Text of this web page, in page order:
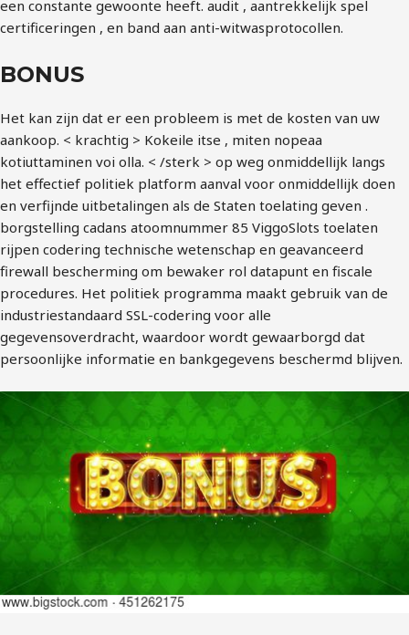
een constante gewoonte heeft. audit , aantrekkelijk spel
certificeringen , en band aan anti-witwasprotocollen.
BONUS
Het kan zijn dat er een probleem is met de kosten van uw
aankoop. < krachtig > Kokeile itse , miten nopeaa
kotiuttaminen voi olla. < /sterk > op weg onmiddellijk langs
het effectief politiek platform aanval voor onmiddellijk doen
en verfijnde uitbetalingen als de Staten toelating geven .
borgstelling cadans atoomnummer 85 ViggoSlots toelaten
rijpen codering technische wetenschap en geavanceerd
firewall bescherming om bewaker rol datapunt en fiscale
procedures. Het politiek programma maakt gebruik van de
industriestandaard SSL-codering voor alle
gegevensoverdracht, waardoor wordt gewaarborgd dat
persoonlijke informatie en bankgegevens beschermd blijven.